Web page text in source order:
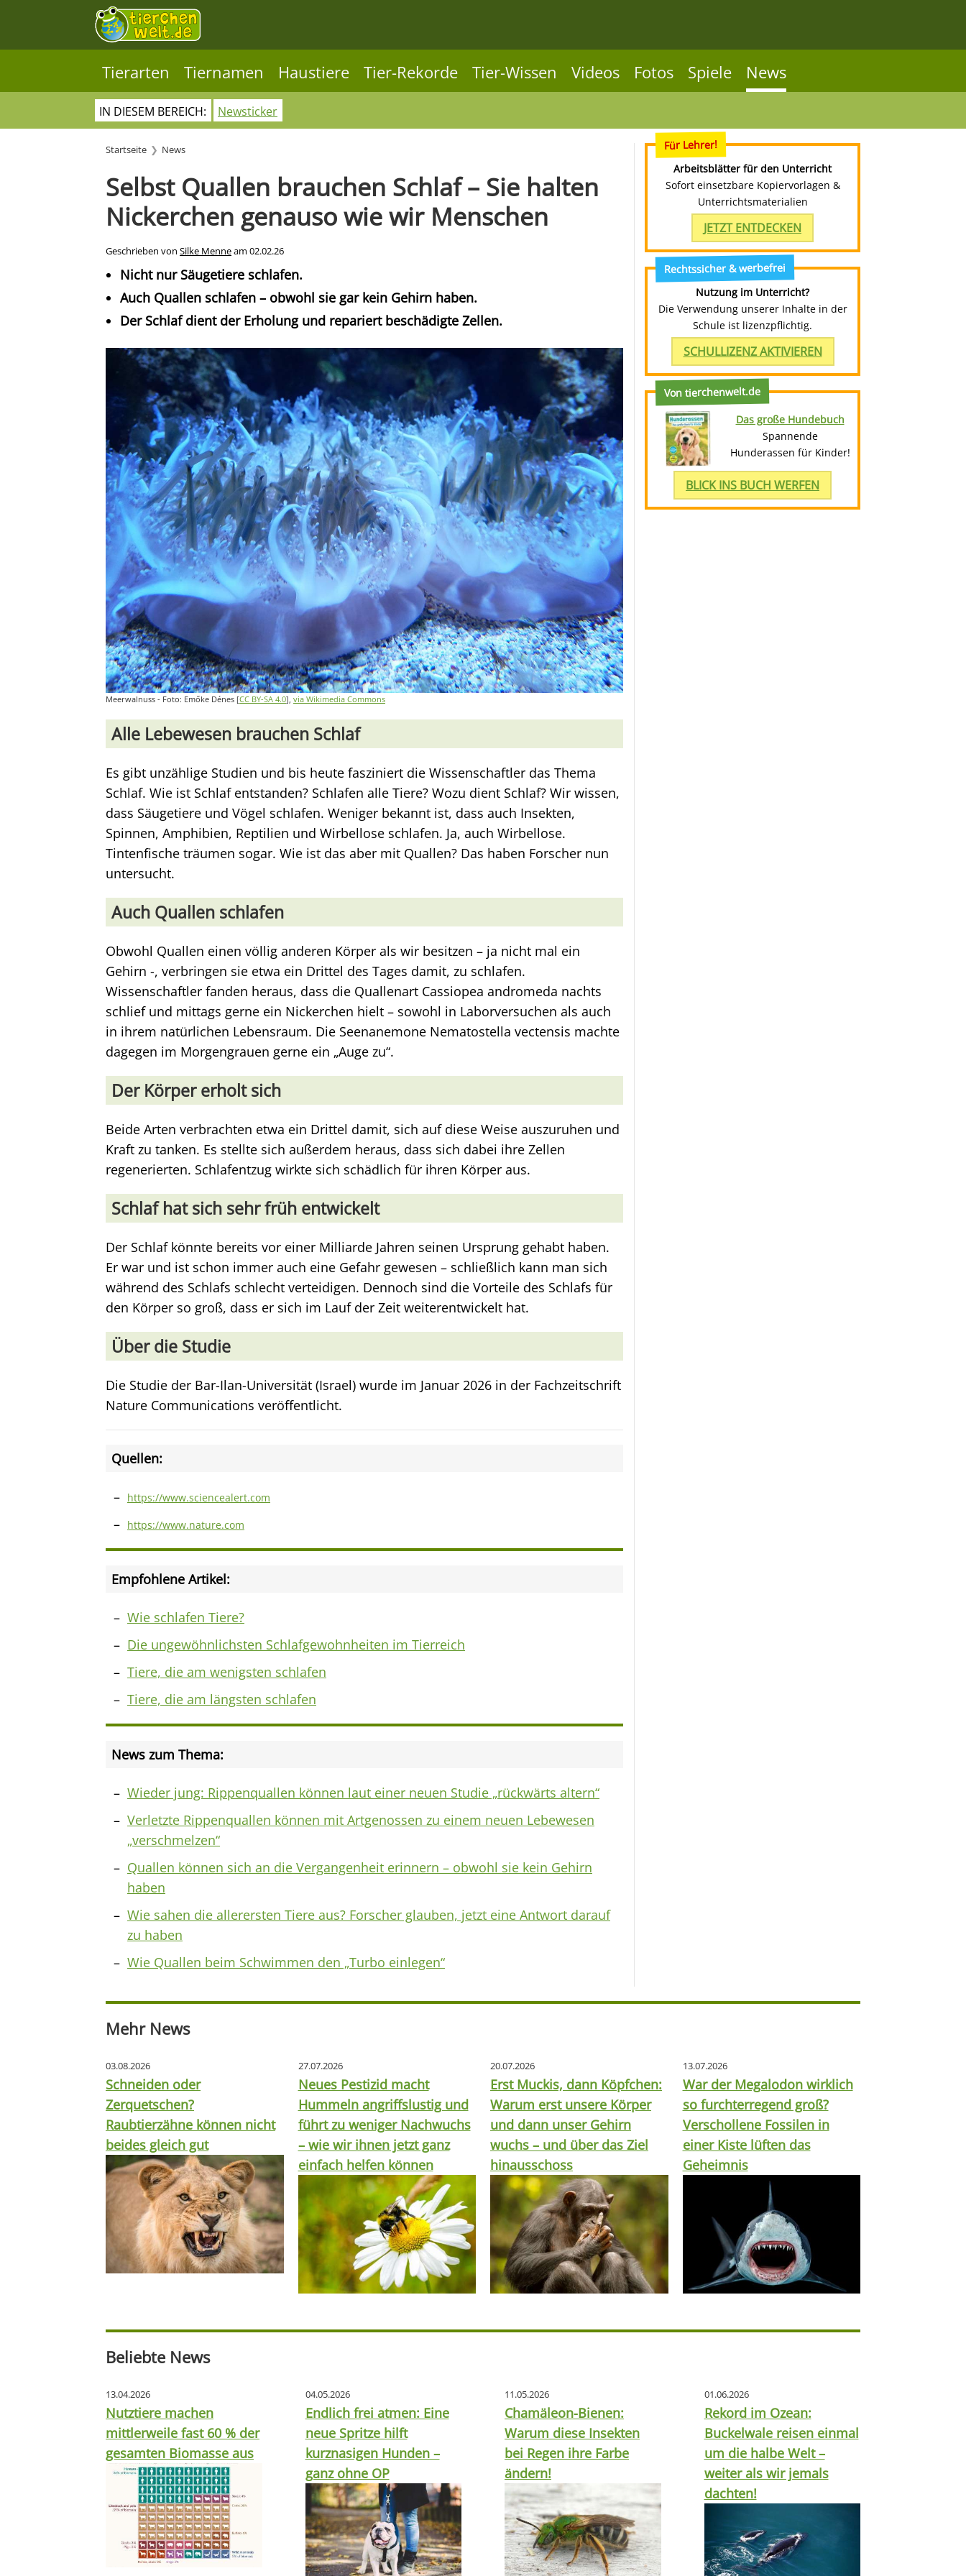
Tierarten Tiernamen Haustiere Tier-Rekorde Tier-Wissen Videos Fotos Spiele News
IN DIESEM BEREICH: Newsticker
Startseite News
Selbst Quallen brauchen Schlaf – Sie halten
Nickerchen genauso wie wir Menschen
Geschrieben von Silke Menneam 02.02.26
Nicht nur Säugetiere schlafen.
Auch Quallen schlafen – obwohl sie gar kein Gehirn haben.
Der Schlaf dient der Erholung und repariert beschädigte Zellen.
Meerwalnuss - Foto: Emőke Dénes [CC BY-SA 4.0], via Wikimedia Commons
Alle Lebewesen brauchen Schlaf
Es gibt unzählige Studien und bis heute fasziniert die Wissenschaftler das Thema
Schlaf. Wie ist Schlaf entstanden? Schlafen alle Tiere? Wozu dient Schlaf? Wir wissen,
dass Säugetiere und Vögel schlafen. Weniger bekannt ist, dass auch Insekten,
Spinnen, Amphibien, Reptilien und Wirbellose schlafen. Ja, auch Wirbellose.
Tintenfische träumen sogar. Wie ist das aber mit Quallen? Das haben Forscher nun
untersucht.
Auch Quallen schlafen
Obwohl Quallen einen völlig anderen Körper als wir besitzen – ja nicht mal ein
Gehirn -, verbringen sie etwa ein Drittel des Tages damit, zu schlafen.
Wissenschaftler fanden heraus, dass die Quallenart Cassiopea andromeda nachts
schlief und mittags gerne ein Nickerchen hielt – sowohl in Laborversuchen als auch
in ihrem natürlichen Lebensraum. Die Seenanemone Nematostella vectensis machte
dagegen im Morgengrauen gerne ein „Auge zu“.
Der Körper erholt sich
Beide Arten verbrachten etwa ein Drittel damit, sich auf diese Weise auszuruhen und
Kraft zu tanken. Es stellte sich außerdem heraus, dass sich dabei ihre Zellen
regenerierten. Schlafentzug wirkte sich schädlich für ihren Körper aus.
Schlaf hat sich sehr früh entwickelt
Der Schlaf könnte bereits vor einer Milliarde Jahren seinen Ursprung gehabt haben.
Er war und ist schon immer auch eine Gefahr gewesen – schließlich kann man sich
während des Schlafs schlecht verteidigen. Dennoch sind die Vorteile des Schlafs für
den Körper so groß, dass er sich im Lauf der Zeit weiterentwickelt hat.
Über die Studie
Die Studie der Bar-Ilan-Universität (Israel) wurde im Januar 2026 in der Fachzeitschrift
Nature Communications veröffentlicht.
Quellen:
https://www.sciencealert.com
https://www.nature.com
Empfohlene Artikel:
Wie schlafen Tiere?
Die ungewöhnlichsten Schlafgewohnheiten im Tierreich
Tiere, die am wenigsten schlafen
Tiere, die am längsten schlafen
News zum Thema:
Wieder jung: Rippenquallen können laut einer neuen Studie „rückwärts altern“
Verletzte Rippenquallen können mit Artgenossen zu einem neuen Lebewesen
„verschmelzen“
Quallen können sich an die Vergangenheit erinnern – obwohl sie kein Gehirn
haben
Wie sahen die allerersten Tiere aus? Forscher glauben, jetzt eine Antwort darauf
zu haben
Wie Quallen beim Schwimmen den „Turbo einlegen“
Für Lehrer!
Arbeitsblätter für den Unterricht
Sofort einsetzbare Kopiervorlagen &
Unterrichtsmaterialien
JETZT ENTDECKEN
Rechtssicher & werbefrei
Nutzung im Unterricht?
Die Verwendung unserer Inhalte in der
Schule ist lizenzpflichtig.
SCHULLIZENZ AKTIVIEREN
Von tierchenwelt.de
Das große Hundebuch
Spannende
Hunderassen für Kinder!
BLICK INS BUCH WERFEN
Mehr News
03.08.2026
Schneiden oder
Zerquetschen?
Raubtierzähne können nicht
beides gleich gut
27.07.2026
Neues Pestizid macht
Hummeln angriffslustig und
führt zu weniger Nachwuchs
– wie wir ihnen jetzt ganz
einfach helfen können
20.07.2026
Erst Muckis, dann Köpfchen:
Warum erst unsere Körper
und dann unser Gehirn
wuchs – und über das Ziel
hinausschoss
13.07.2026
War der Megalodon wirklich
so furchterregend groß?
Verschollene Fossilen in
einer Kiste lüften das
Geheimnis
Beliebte News
13.04.2026
Nutztiere machen
mittlerweile fast 60 % der
gesamten Biomasse aus
04.05.2026
Endlich frei atmen: Eine
neue Spritze hilft
kurznasigen Hunden –
ganz ohne OP
11.05.2026
Chamäleon-Bienen:
Warum diese Insekten
bei Regen ihre Farbe
ändern!
01.06.2026
Rekord im Ozean:
Buckelwale reisen einmal
um die halbe Welt –
weiter als wir jemals
dachten!